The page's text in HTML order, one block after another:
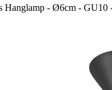
Hanglamp - Ø6cm - GU10